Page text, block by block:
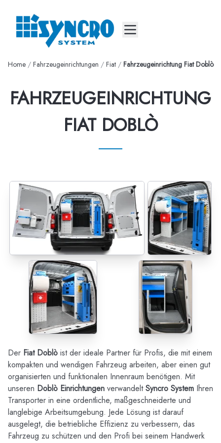
Mobile menu
Home / Fahrzeugeinrichtungen / Fiat / Fahrzeugeinrichtung Fiat Doblò
FAHRZEUGEINRICHTUNG
FIAT DOBLÒ
Der Fiat Doblò ist der ideale Partner für Profis, die mit einem
kompakten und wendigen Fahrzeug arbeiten, aber einen gut
organisierten und funktionalen Innenraum benötigen. Mit
unseren Doblò Einrichtungen verwandeltSyncro System Ihren
Transporter in eine ordentliche, maßgeschneiderte und
langlebige Arbeitsumgebung. Jede Lösung ist darauf
ausgelegt, die betriebliche Effizienz zu verbessern, das
Fahrzeug zu schützen und den Profi bei seinem Handwerk